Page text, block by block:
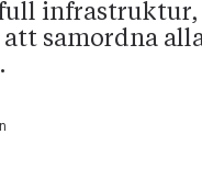
samordna